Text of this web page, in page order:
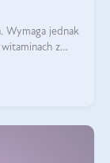
Wymaga jednak
z